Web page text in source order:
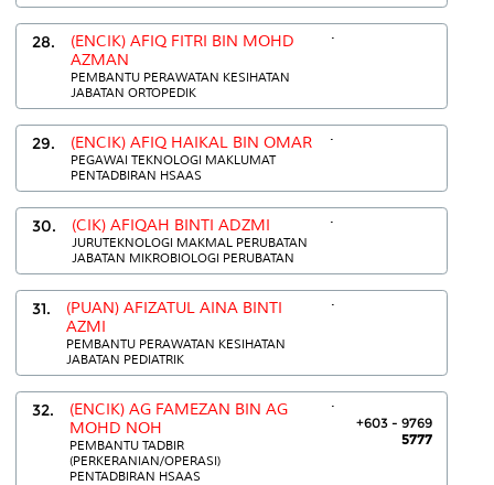
28.
(ENCIK) AFIQ FITRI BIN MOHD
AZMAN
PEMBANTU PERAWATAN KESIHATAN
JABATAN ORTOPEDIK
.
29. (ENCIK) AFIQ HAIKAL BIN OMAR
PEGAWAI TEKNOLOGI MAKLUMAT
PENTADBIRAN HSAAS
.
30. (CIK) AFIQAH BINTI ADZMI
JURUTEKNOLOGI MAKMAL PERUBATAN
JABATAN MIKROBIOLOGI PERUBATAN
.
31.
(PUAN) AFIZATUL AINA BINTI
AZMI
PEMBANTU PERAWATAN KESIHATAN
JABATAN PEDIATRIK
.
32.
(ENCIK) AG FAMEZAN BIN AG
MOHD NOH
PEMBANTU TADBIR
(PERKERANIAN/OPERASI)
PENTADBIRAN HSAAS
.
+603 - 9769
5777